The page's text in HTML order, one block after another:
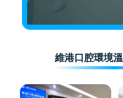
維港口腔環境